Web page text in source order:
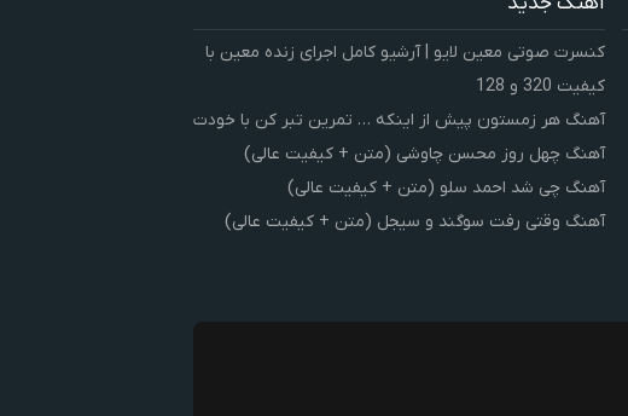
کنسرت صوتی معین لایو | آرشیو کامل اجرای زنده معین با
کیفیت 320 و 128
آهنگ هر زمستون پیش از اینکه … تمرین تبر کن با خودت
آهنگ چهل روز محسن چاوشی (متن + کیفیت عالی)
آهنگ چی شد احمد سلو (متن + کیفیت عالی)
آهنگ وقتی رفت سوگند و سیجل (متن + کیفیت عالی)